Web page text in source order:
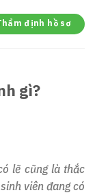
định hồ sơ
gì?
lẽ cũng là thắc
viên đang có